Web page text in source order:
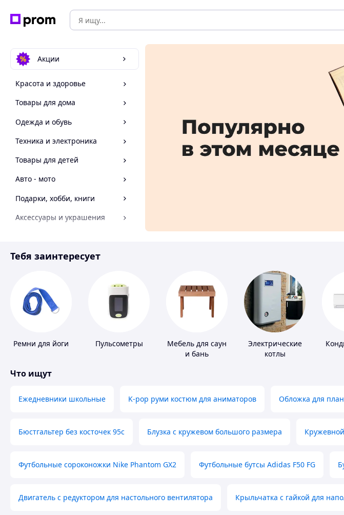
Акции
Красота и здоровье
Товары для дома
Одежда и обувь
Техника и электроника
Товары для детей
Авто - мото
Подарки, хобби, книги
Аксессуары и украшения
Спорт и отдых
Тебя заинтересует
Ремни для йоги Пульсометры
Мебель для саун
и бань
Электрические
котлы
Что ищут
Ежедневники школьные K-pop руми костюм для аниматоров Обложка для
Бюстгальтер без косточек 95с Блузка с кружевом большого размера
Футбольные сороконожки Nike Phantom GX2 Футбольные бутсы Adidas F50 FG
Двигатель с редуктором для настольного вентилятора Крыльчатка с гайкой для